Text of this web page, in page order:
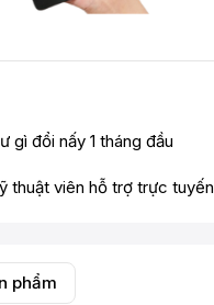
gì đổi nấy 1 tháng đầu
thuật viên hỗ trợ trực tuyến
phẩm